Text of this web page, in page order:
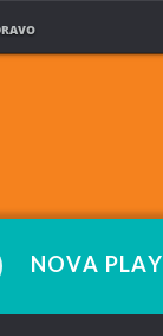
NOVA PLAY